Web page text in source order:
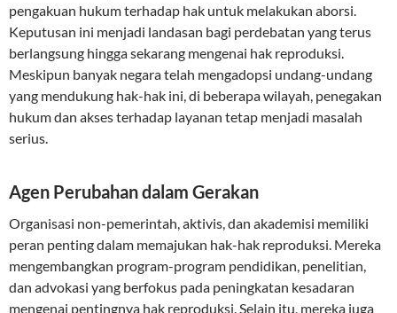
pengakuan hukum terhadap hak untuk melakukan aborsi.
Keputusan ini menjadi landasan bagi perdebatan yang terus
berlangsung hingga sekarang mengenai hak reproduksi.
Meskipun banyak negara telah mengadopsi undang-undang
yang mendukung hak-hak ini, di beberapa wilayah, penegakan
hukum dan akses terhadap layanan tetap menjadi masalah
serius.
Agen Perubahan dalam Gerakan
Organisasi non-pemerintah, aktivis, dan akademisi memiliki
peran penting dalam memajukan hak-hak reproduksi. Mereka
mengembangkan program-program pendidikan, penelitian,
dan advokasi yang berfokus pada peningkatan kesadaran
mengenai pentingnya hak reproduksi. Selain itu, mereka juga